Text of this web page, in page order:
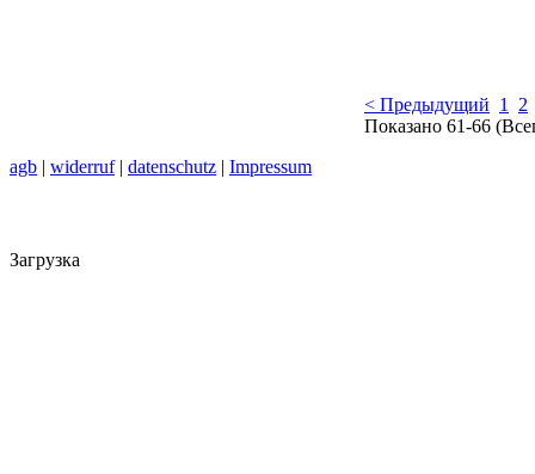
< Предыдущий 1
2
Показано 61-66
agb | widerruf| datenschutz | Impressum
Загрузка